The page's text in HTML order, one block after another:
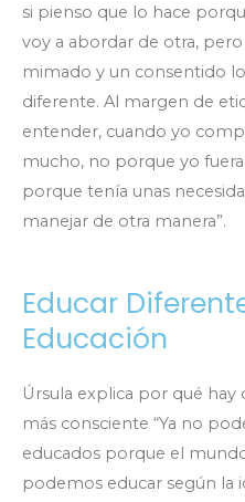
si pienso que lo hace
voy a abordar de otra,
mimado y un consentido
diferente. Al margen de
entender, cuando yo
mucho, no porque yo
porque tenía unas
manejar de otra manera”.
Educar
Educación
Úrsula explica por qué
más consciente “Ya no
educados porque el
podemos educar según la